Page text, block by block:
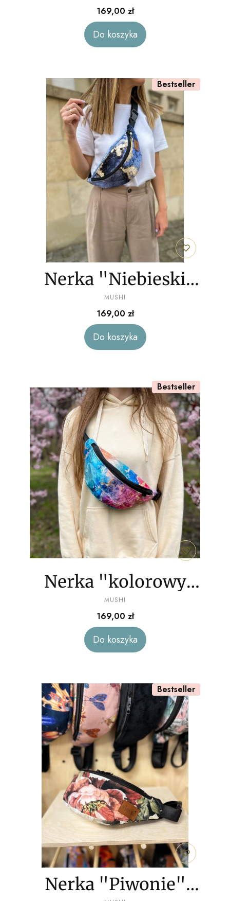
Cena
169,00 zł
Do koszyka
Bestseller
Nerka "Niebieski
marmur" welur
PRODUCENT
MUSHI
Cena
169,00 zł
Do koszyka
Bestseller
Nerka "kolorowy
marmur" welur
PRODUCENT
MUSHI
Cena
169,00 zł
Do koszyka
Bestseller
Nerka "Piwonie"
PRODUCENT